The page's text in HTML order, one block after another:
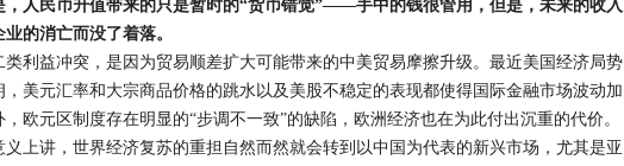
，人民币升值带来的只是暂时的“货币错觉”——手中的钱很管用，但是，未来的收入
的消亡而没了着落。
益冲突，是因为贸易顺差扩大可能带来的中美贸易摩擦升级。最近美国经济局势
，美元汇率和大宗商品价格的跳水以及美股不稳定的表现都使得国际金融市场波动加
，欧元区制度存在明显的“步调不一致”的缺陷，欧洲经济也在为此付出沉重的代价。
义上讲，世界经济复苏的重担自然而然就会转到以中国为代表的新兴市场，尤其是亚